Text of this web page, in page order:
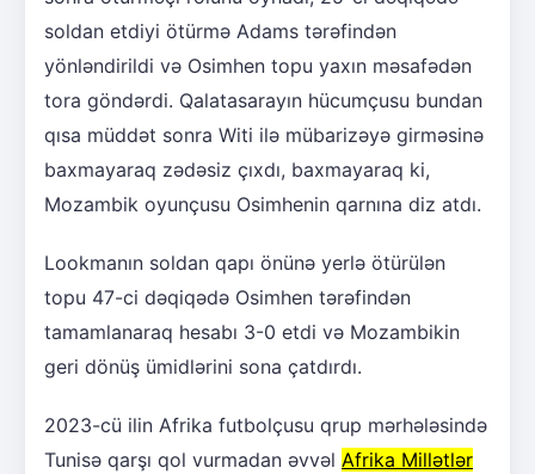
soldan etdiyi ötürmə Adams tərəfindən
yönləndirildi və Osimhen topu yaxın məsafədən
tora göndərdi. Qalatasarayın hücumçusu bundan
qısa müddət sonra Witi ilə mübarizəyə girməsinə
baxmayaraq zədəsiz çıxdı, baxmayaraq ki,
Mozambik oyunçusu Osimhenin qarnına diz atdı.
Lookmanın soldan qapı önünə yerlə ötürülən
topu 47-ci dəqiqədə Osimhen tərəfindən
tamamlanaraq hesabı 3-0 etdi və Mozambikin
geri dönüş ümidlərini sona çatdırdı.
2023-cü ilin Afrika futbolçusu qrup mərhələsində
Tunisə qarşı qol vurmadan əvvəl Afrika Millətlər